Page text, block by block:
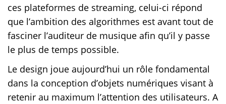
ces plateformes de streaming, celui-ci répond
que l’ambition des algorithmes est avant tout de
fasciner l’auditeur de musique afin qu’il y passe
le plus de temps possible.
Le design joue aujourd’hui un rôle fondamental
dans la conception d’objets numériques visant à
retenir au maximum l’attention des utilisateurs. A